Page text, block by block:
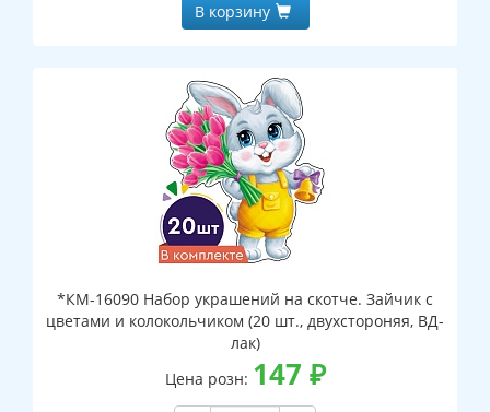
В корзину
*КМ-16090 Набор украшений на скотче. Зайчик с
цветами и колокольчиком (20 шт., двухстороняя, ВД-
лак)
Цена розн: 147 ₽